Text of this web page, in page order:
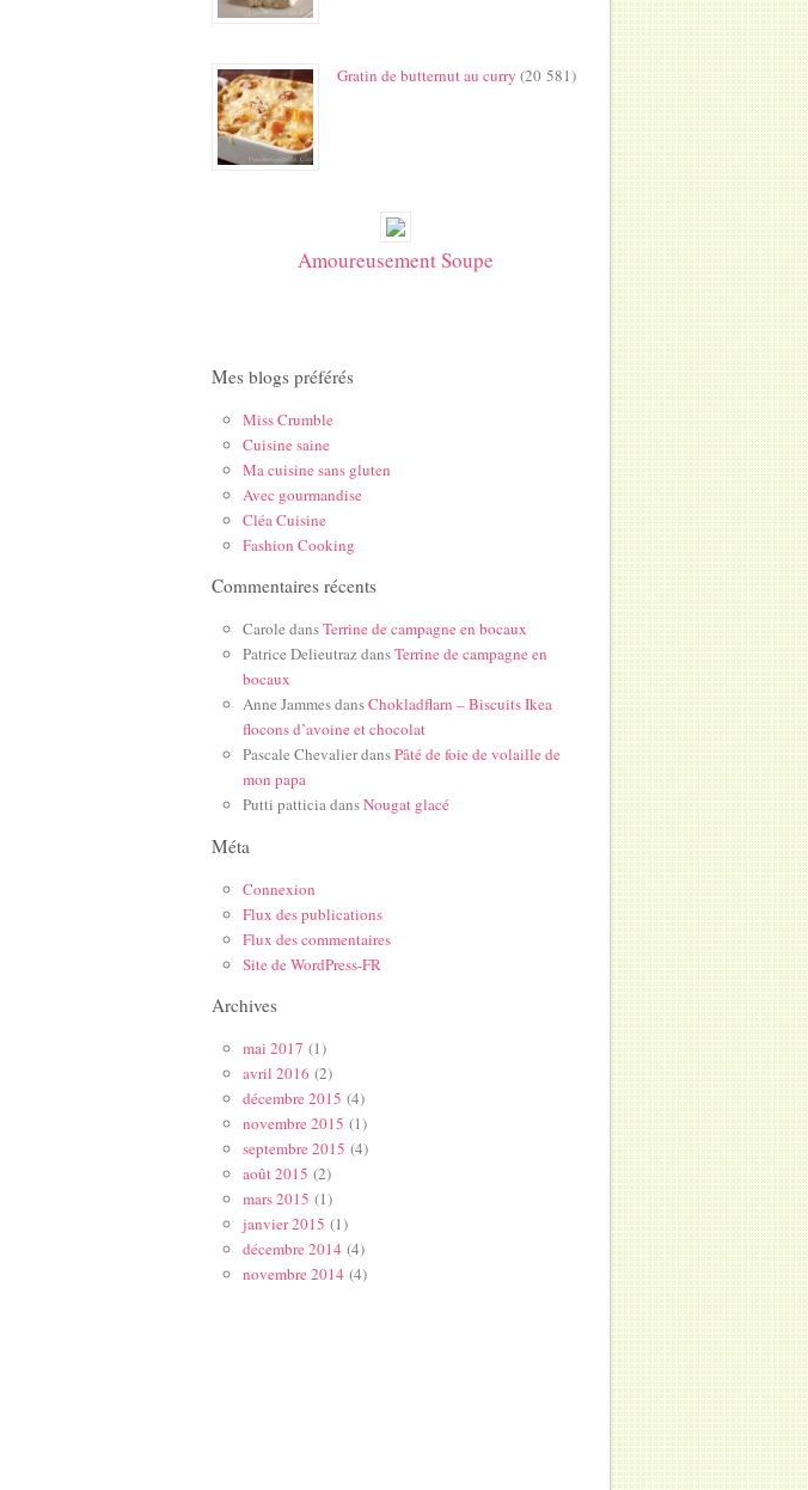
Gratin de butternut au curry (20 581)
Amoureusement Soupe
Mes blogs préférés
Miss Crumble
Cuisine saine
Ma cuisine sans gluten
Avec gourmandise
Cléa Cuisine
Fashion Cooking
Commentaires récents
Carole dansTerrine de campagne en bocaux
Patrice DelieutrazdansTerrine de campagne en
bocaux
Anne JammesdansChokladflarn – Biscuits Ikea
flocons d’avoine et chocolat
Pascale ChevalierdansPâté de foie de volaille de
mon papa
Putti patticiadansNougat glacé
Méta
Connexion
Flux des publications
Flux des commentaires
Site de WordPress-FR
Archives
mai 2017 (1)
avril 2016 (2)
décembre 2015 (4)
novembre 2015 (1)
septembre 2015 (4)
août 2015 (2)
mars 2015 (1)
janvier 2015 (1)
décembre 2014 (4)
novembre 2014 (4)